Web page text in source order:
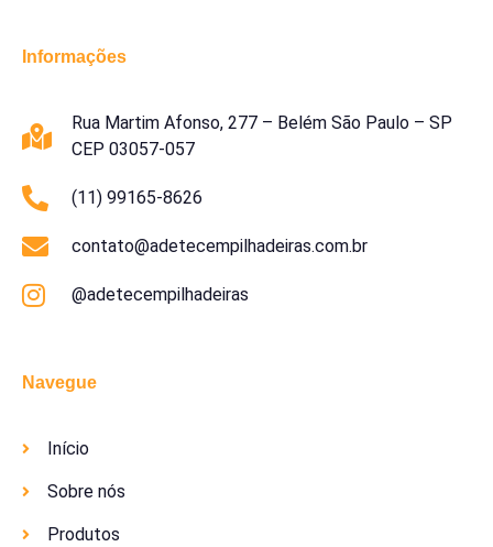
Navegue
Início
Sobre nós
Produtos
Informações
Rua Martim Afonso, 277 – Belém São Paulo – SP
CEP 03057-057
(11) 99165-8626
contato@adetecempilhadeiras.com.br
@adetecempilhadeiras